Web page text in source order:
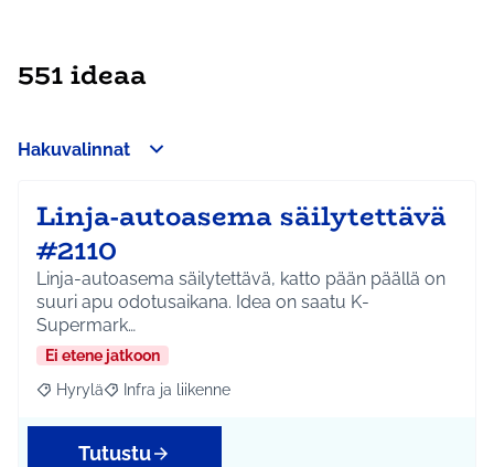
551 ideaa
Hakuvalinnat
Linja-autoasema säilytettävä
#2110
Linja-autoasema säilytettävä, katto pään päällä on
suuri apu odotusaikana. Idea on saatu K-
Supermark…
Ei etene jatkoon
Rajaa tulokset aihepiirin mukaan: Hyrylä
Hyrylä Rajaa tulokset teeman mukaan: Infra ja liikenne
Infra ja liikenne
Tutustu